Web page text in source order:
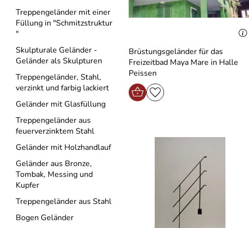
Treppengeländer mit einer
Füllung in "Schmitzstruktur
"
Skulpturale Geländer -
Geländer als Skulpturen
Treppengeländer, Stahl,
verzinkt und farbig lackiert
Geländer mit Glasfüllung
Treppengeländer aus
feuerverzinktem Stahl
Geländer mit Holzhandlauf
Geländer aus Bronze,
Tombak, Messing und
Kupfer
Treppengeländer aus Stahl
Bogen Geländer
Brüstungsgeländer für das
Freizeitbad Maya Mare in Halle
Peissen